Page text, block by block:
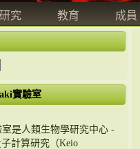
研究 教育 成員
實驗室
室是人類生物學研究中心 -
計算研究（Keio